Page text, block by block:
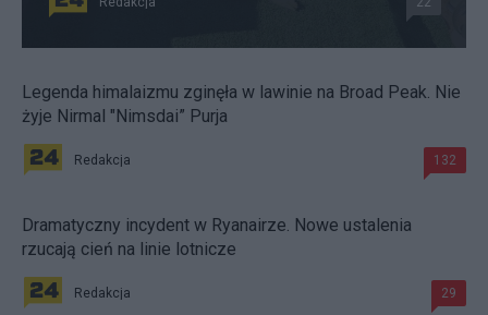
Legenda himalaizmu zginęła w lawinie na Broad Peak. Nie
żyje Nirmal "Nimsdai” Purja
Redakcja 132
Dramatyczny incydent w Ryanairze. Nowe ustalenia
rzucają cień na linie lotnicze
Redakcja 29